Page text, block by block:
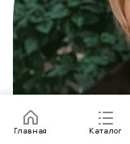
Главная Каталог